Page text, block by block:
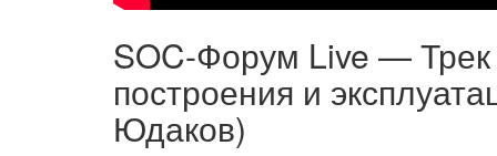
SOC-Форум Live — Трек
построения и
Юдаков)